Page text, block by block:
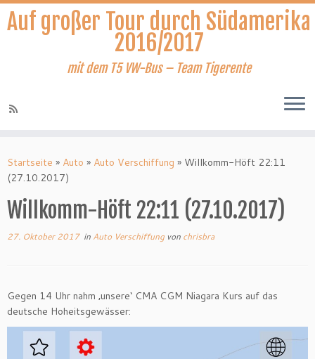
Inhalt
springen
Auf großer Tour durch Südamerika
2016/2017
mit dem T5 VW-Bus – Team Tigerente
Startseite » Auto » Auto Verschiffung » Willkomm-Höft 22:11
(27.10.2017)
Willkomm-Höft 22:11 (27.10.2017)
27. Oktober 2017in Auto Verschiffung von chrisbra
Gegen 14 Uhr nahm ‚unsere‘ CMA CGM Niagara Kurs auf das
deutsche Hoheitsgewässer: